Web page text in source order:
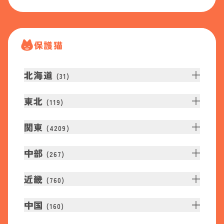
保護猫
北海道 (31 )
東北 (119)
関東 (4209 )
中部 (267)
近畿 (760)
中国 (160)